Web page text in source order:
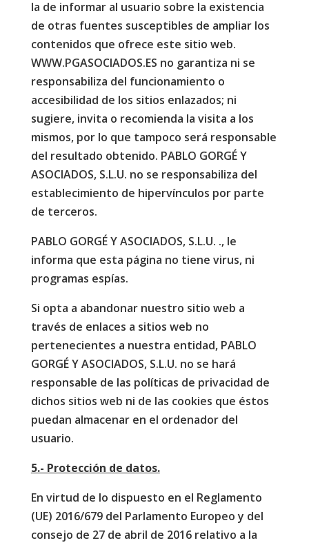
la de informar al usuario sobre la existencia
de otras fuentes susceptibles de ampliar los
contenidos que ofrece este sitio web.
WWW.PGASOCIADOS.ES no garantiza ni se
responsabiliza del funcionamiento o
accesibilidad de los sitios enlazados; ni
sugiere, invita o recomienda la visita a los
mismos, por lo que tampoco será responsable
del resultado obtenido. PABLO GORGÉ Y
ASOCIADOS, S.L.U. no se responsabiliza del
establecimiento de hipervínculos por parte
de terceros.
PABLO GORGÉ Y ASOCIADOS, S.L.U. ., le
informa que esta página no tiene virus, ni
programas espías.
Si opta a abandonar nuestro sitio web a
través de enlaces a sitios web no
pertenecientes a nuestra entidad, PABLO
GORGÉ Y ASOCIADOS, S.L.U. no se hará
responsable de las políticas de privacidad de
dichos sitios web ni de las cookies que éstos
puedan almacenar en el ordenador del
usuario.
5.- Protección de datos.
En virtud de lo dispuesto en el Reglamento
(UE) 2016/679 del Parlamento Europeo y del
consejo de 27 de abril de 2016 relativo a la